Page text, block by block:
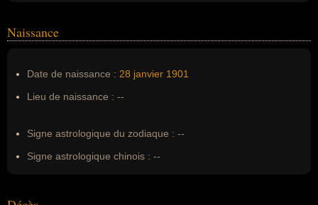
Nom de famille :Croizat
Naissance
Date de naissance : 28 janvier 1901
Lieu de naissance : --
Signe astrologique du zodiaque : --
Signe astrologique chinois : --